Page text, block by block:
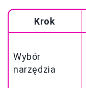
Krok
Wybór
narzędzia